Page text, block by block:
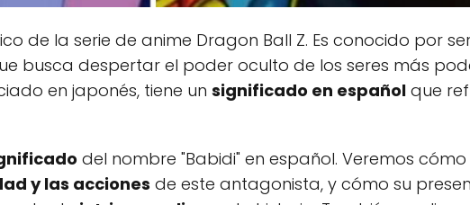
de la serie de anime Dragon Ball Z. Es conocido por
busca despertar el poder oculto de los seres más
en japonés, tiene un significado en español que
del nombre "Babidi" en español. Veremos
y las acciones de este antagonista, y cómo su